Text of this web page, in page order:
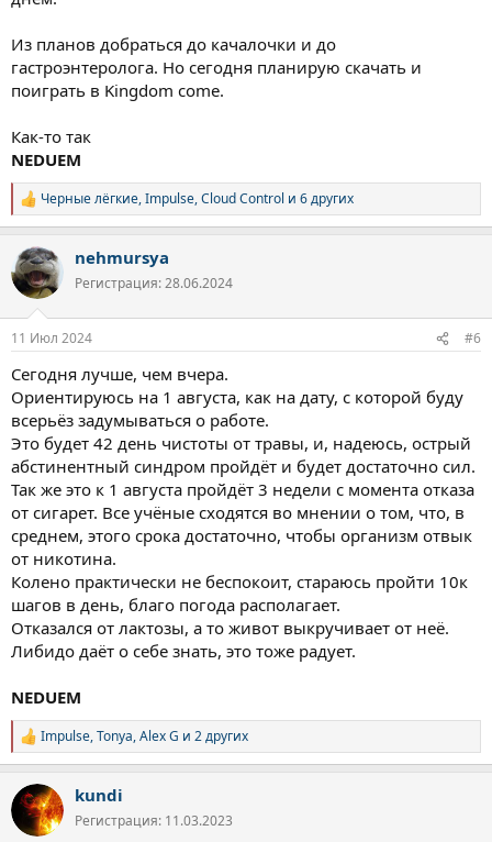
Из планов добраться до качалочки и до
гастроэнтеролога. Но сегодня планирую скачать и
поиграть в Kingdom come.
Как-то так
NEDUEM
Р
е
к
ц
и
Черные лёгкие,Impulse,Cloud Control и 6 других
nehmursya
Регистрация: 28.06.2024
11 Июл 2024 #6
Сегодня лучше, чем вчера.
Ориентируюсь на 1 августа, как на дату, с которой буду
всерьёз задумываться о работе.
Это будет 42 день чистоты от травы, и, надеюсь, острый
абстинентный синдром пройдёт и будет достаточно сил.
Так же это к 1 августа пройдёт 3 недели с момента отказа
от сигарет. Все учёные сходятся во мнении о том, что, в
среднем, этого срока достаточно, чтобы организм отвык
от никотина.
Колено практически не беспокоит, стараюсь пройти 10к
шагов в день, благо погода располагает.
Отказался от лактозы, а то живот выкручивает от неё.
Либидо даёт о себе знать, это тоже радует.
NEDUEM
Р
е
к
ц
и
Impulse,Tonya,Alex G и 2 других
kundi
Регистрация: 11.03.2023